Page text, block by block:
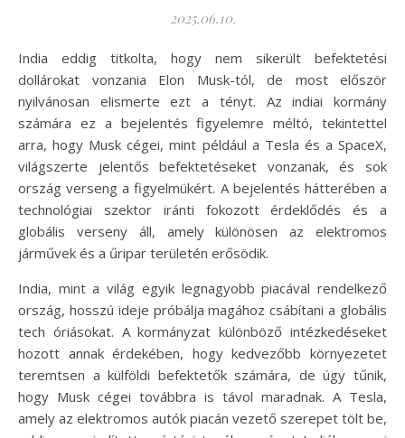
2025.06.10.
India eddig titkolta, hogy nem sikerült befektetési
dollárokat vonzania Elon Musk-tól, de most először
nyilvánosan elismerte ezt a tényt. Az indiai kormány
számára ez a bejelentés figyelemre méltó, tekintettel
arra, hogy Musk cégei, mint például a Tesla és a SpaceX,
világszerte jelentős befektetéseket vonzanak, és sok
ország verseng a figyelmükért. A bejelentés hátterében a
technológiai szektor iránti fokozott érdeklődés és a
globális verseny áll, amely különösen az elektromos
járművek és a űripar területén erősödik.
India, mint a világ egyik legnagyobb piacával rendelkező
ország, hosszú ideje próbálja magához csábítani a globális
tech óriásokat. A kormányzat különböző intézkedéseket
hozott annak érdekében, hogy kedvezőbb környezetet
teremtsen a külföldi befektetők számára, de úgy tűnik,
hogy Musk cégei továbbra is távol maradnak. A Tesla,
amely az elektromos autók piacán vezető szerepet tölt be,